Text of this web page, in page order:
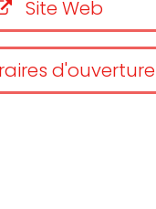
Site Web
d'ouverture